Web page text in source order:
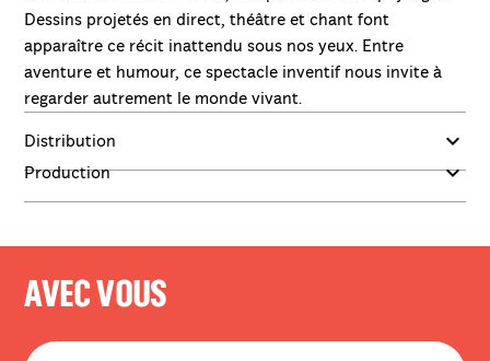
Dessins projetés en direct, théâtre et chant font
apparaître ce récit inattendu sous nos yeux. Entre
aventure et humour, ce spectacle inventif nous invite à
regarder autrement le monde vivant.
Distribution
Production
AVEC VOUS